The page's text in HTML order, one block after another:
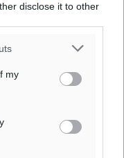
disclose it to other
my